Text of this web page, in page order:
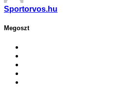
Sportorvos.hu
Megoszt